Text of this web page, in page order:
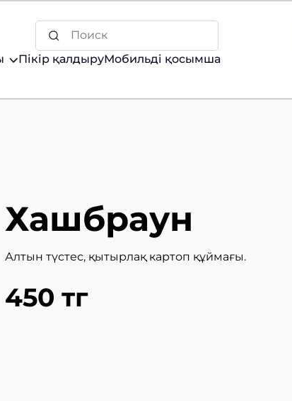
Пікір қалдыруМобильді қосымша
Хашбраун
Алтын түстес, қытырлақ картоп құймағы.
450 тг